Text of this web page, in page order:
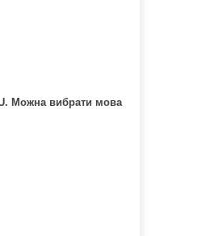
Можна вибрати мова